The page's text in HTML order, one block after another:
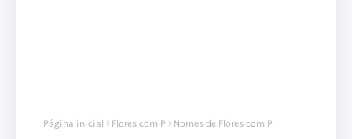
Página inicial Flores com P Nomes de Flores com P